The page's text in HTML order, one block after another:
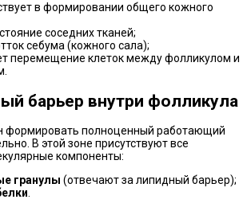
в формировании общего кожного
соседних тканей;
себума (кожного сала);
перемещение клеток между фолликулом и
барьер внутри фолликула
формировать полноценный работающий
В этой зоне присутствуют все
компоненты:
гранулы (отвечают за липидный барьер);